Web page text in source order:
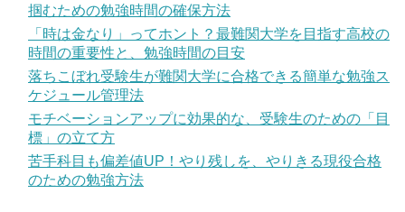
掴むための勉強時間の確保方法
「時は金なり」ってホント？最難関大学を目指す高校の
時間の重要性と、勉強時間の目安
落ちこぼれ受験生が難関大学に合格できる簡単な勉強ス
ケジュール管理法
モチベーションアップに効果的な、受験生のための「目
標」の立て方
苦手科目も偏差値UP！やり残しを、やりきる現役合格
のための勉強方法